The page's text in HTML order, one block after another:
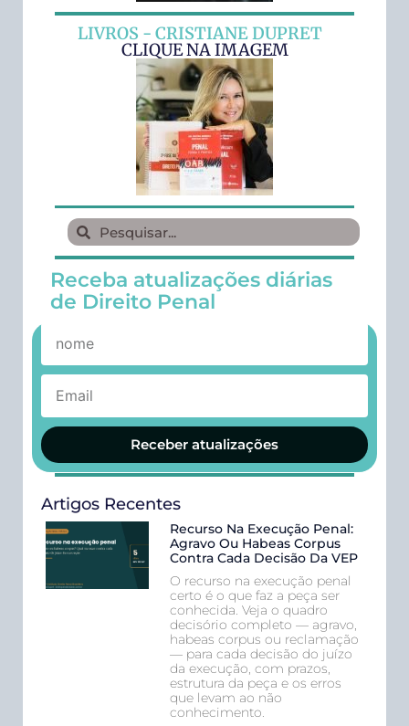
LIVROS - CRISTIANE DUPRET
CLIQUE NA IMAGEM
Receba atualizações diárias
de Direito Penal
Receber atualizações
Artigos Recentes
Recurso Na Execução Penal:
Agravo Ou Habeas Corpus
Contra Cada Decisão Da VEP
O recurso na execução penal
certo é o que faz a peça ser
conhecida. Veja o quadro
decisório completo — agravo,
habeas corpus ou reclamação
— para cada decisão do juízo
da execução, com prazos,
estrutura da peça e os erros
que levam ao não
conhecimento.